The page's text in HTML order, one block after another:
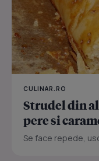
CULINAR.RO
Strudel din
pere si
Se face repede,